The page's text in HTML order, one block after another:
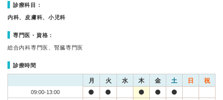
診療科目：
内科、皮膚科、小児科
専門医・資格：
総合内科専門医、腎臓専門医
診療時間
月 火 水 木 金 土 日 祝
09:00-13:00